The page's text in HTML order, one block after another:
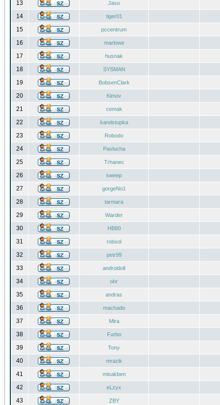
13 Jaso
14 tiger01
15 pccentrum
16 marlowe
17 husnak
18 SYSMAN
19 BobsenClark
20 Kimov
21 cemak
22 karelstupka
23 Robodo
24 Pavlucha
25 Trhanec
26 sweep
27 gorgeNo1
28 tarmara
29 Warder
30 HB80
31 robsol
32 petr99
33 androidoll
34 ohr
35 andras
36 machado
37 Mira
38 Furbo
39 Tony
40 mrazik
41 misakben
42 eLzyx
43 ZBY